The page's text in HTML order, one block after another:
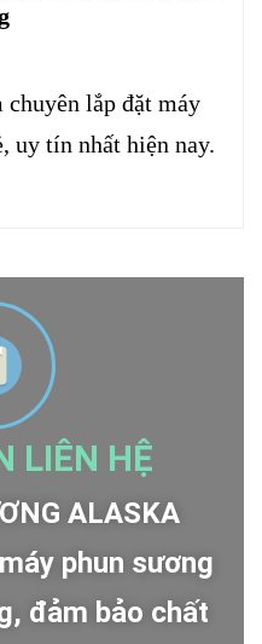
lắp đặt máy
uy tín nhất hiện nay.
LIÊN HỆ
ALASKA
phun sương
đảm bảo chất